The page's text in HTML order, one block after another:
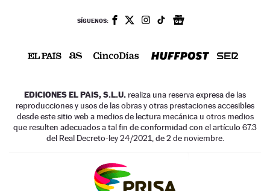
SÍGUENOS:
EDICIONES EL PAIS, S.L.U. realiza una reserva expresa de las
reproducciones y usos de las obras y otras prestaciones accesibles
desde este sitio web a medios de lectura mecánica u otros medios
que resulten adecuados a tal fin de conformidad con el artículo 67.3
del Real Decreto-ley 24/2021, de 2 de noviembre.